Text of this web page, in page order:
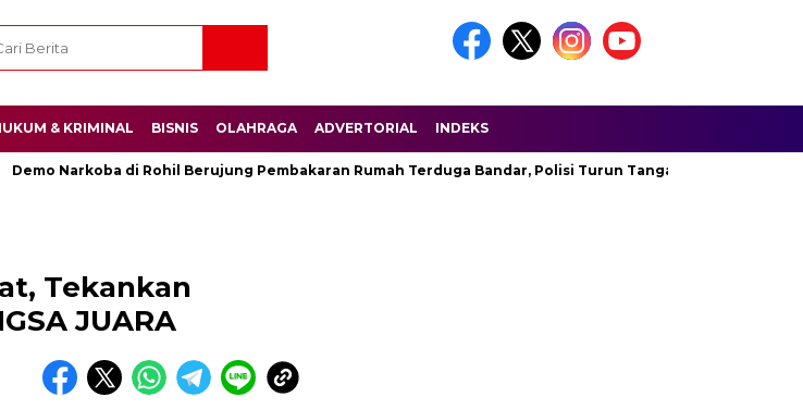
& KRIMINAL BISNIS OLAHRAGA ADVERTORIAL INDEKS
Demo Narkoba di Rohil Berujung Pembakaran Rumah Terduga Bandar, Polisi Turun Tangan
Tekankan
JUARA